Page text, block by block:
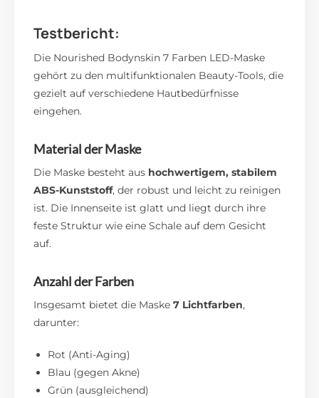
Testbericht:
Die Nourished Bodynskin 7 Farben LED-Maske
gehört zu den multifunktionalen Beauty-Tools, die
gezielt auf verschiedene Hautbedürfnisse
eingehen.
Material der Maske
Die Maske besteht aus hochwertigem, stabilem
ABS-Kunststoff, der robust und leicht zu reinigen
ist. Die Innenseite ist glatt und liegt durch ihre
feste Struktur wie eine Schale auf dem Gesicht
auf.
Anzahl der Farben
Insgesamt bietet die Maske7 Lichtfarben,
darunter:
Rot (Anti-Aging)
Blau (gegen Akne)
Grün (ausgleichend)